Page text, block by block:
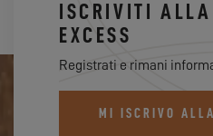
ISCRIVITI ALLA
EXCESS
Registrati e rimani
MI ISCRIVO